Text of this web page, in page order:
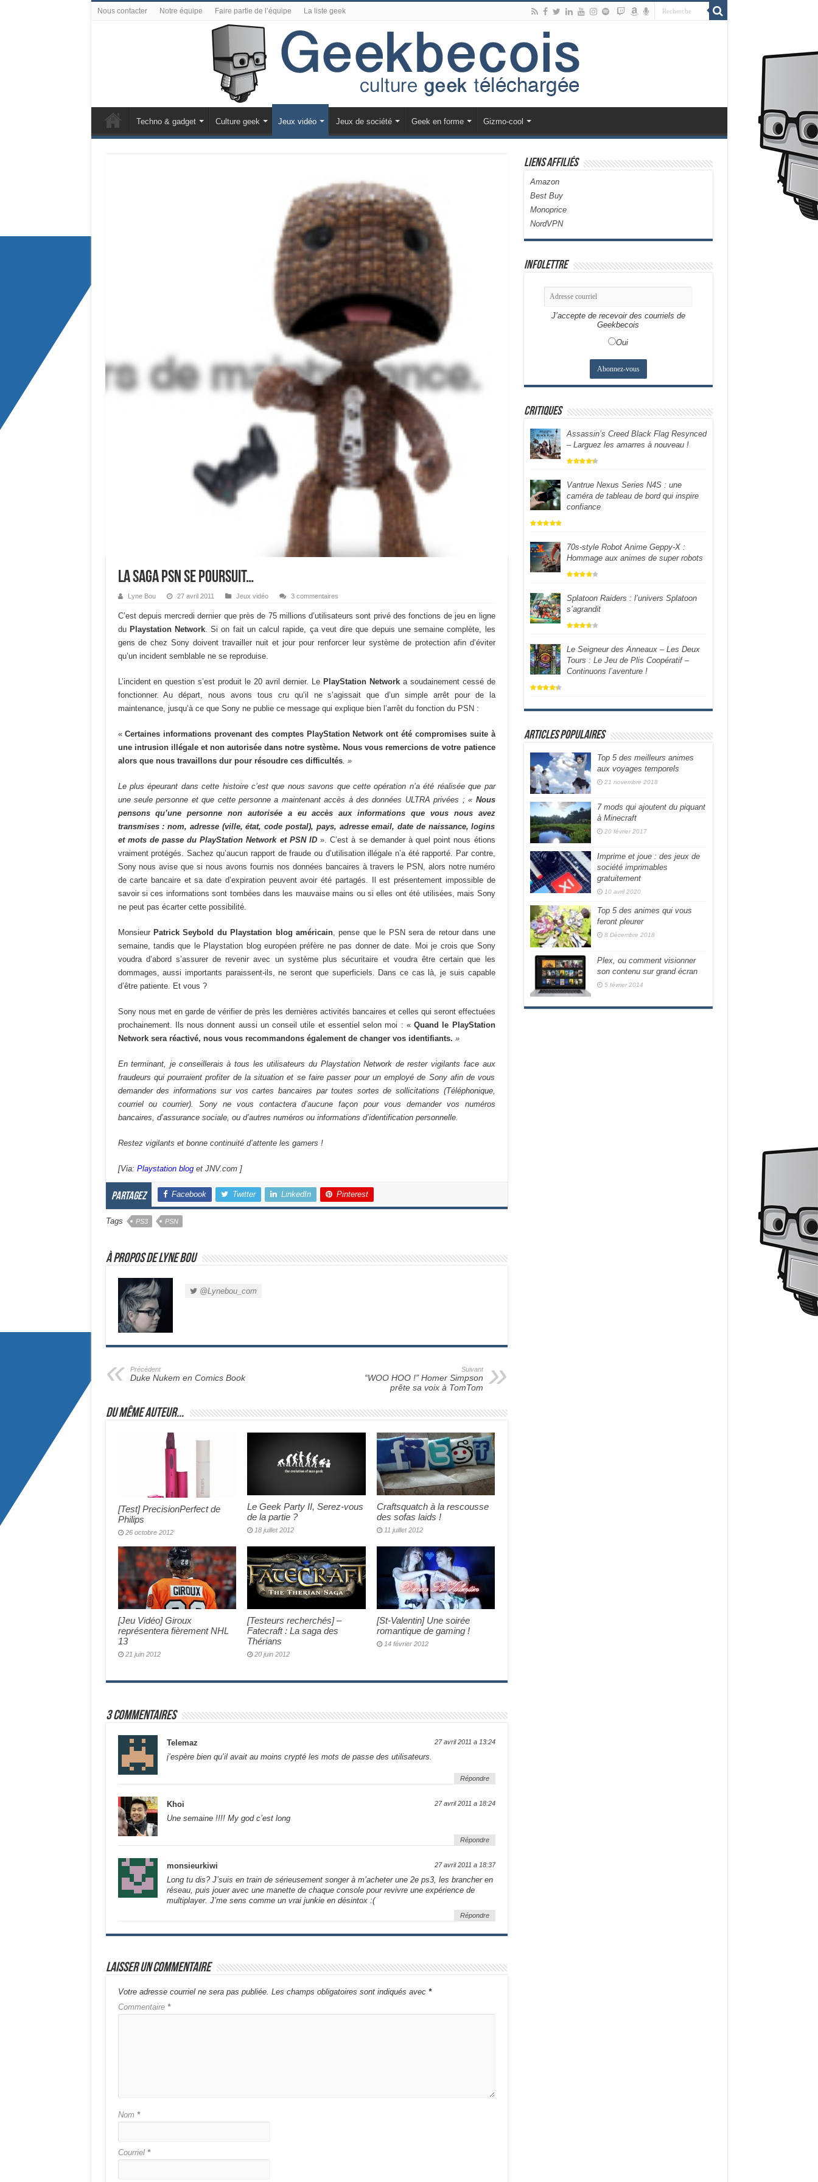
Nous contacter Notre équipe Faire partie de l’équipe La liste geek
Techno & gadget Culture geek Jeux vidéo Jeux de société Geek en forme Gizmo-cool
La saga PSN se poursuit…
Lyne Bou 27 avril 2011 Jeux vidéo 3 commentaires
C’est depuis mercredi dernier que près de 75 millions d’utilisateurs sont privé des fonctions de jeu en ligne
du Playstation Network. Si on fait un calcul rapide, ça veut dire que depuis une semaine complète, les
gens de chez Sony doivent travailler nuit et jour pour renforcer leur système de protection afin d’éviter
qu’un incident semblable ne se reproduise.
L’incident en question s’est produit le 20 avril dernier. Le PlayStation Networka soudainement cessé de
fonctionner. Au départ, nous avons tous cru qu’il ne s’agissait que d’un simple arrêt pour de la
maintenance, jusqu’à ce que Sony ne publie ce message qui explique bien l’arrêt du fonction du PSN :
«Certaines informations provenant des comptes PlayStation Network ont été compromises suite à
une intrusion illégale et non autorisée dans notre système. Nous vous remercions de votre patience
alors que nous travaillons dur pour résoudre ces difficultés. »
Le plus épeurant dans cette histoire c’est que nous savons que cette opération n’a été réalisée que par
une seule personne et que cette personne a maintenant accès à des données ULTRA privées ; « Nous
pensons qu’une personne non autorisée a eu accès aux informations que vous nous avez
transmises : nom, adresse (ville, état, code postal), pays, adresse email, date de naissance, logins
et mots de passe du PlayStation Network et PSN ID». C’est à se demander à quel point nous étions
vraiment protégés. Sachez qu’aucun rapport de fraude ou d’utilisation illégale n’a été rapporté. Par contre,
Sony nous avise que si nous avons fournis nos données bancaires à travers le PSN, alors notre numéro
de carte bancaire et sa date d’expiration peuvent avoir été partagés. Il est présentement impossible de
savoir si ces informations sont tombées dans les mauvaise mains ou si elles ont été utilisées, mais Sony
ne peut pas écarter cette possibilité.
Monsieur Patrick Seybold du Playstation blog américain, pense que le PSN sera de retour dans une
semaine, tandis que le Playstation blog européen préfère ne pas donner de date. Moi je crois que Sony
voudra d’abord s’assurer de revenir avec un système plus sécuritaire et voudra être certain que les
dommages, aussi importants paraissent-ils, ne seront que superficiels. Dans ce cas là, je suis capable
d’être patiente. Et vous ?
Sony nous met en garde de vérifier de près les dernières activités bancaires et celles qui seront effectuées
prochainement. Ils nous donnent aussi un conseil utile et essentiel selon moi : « Quand le PlayStation
Network sera réactivé, nous vous recommandons également de changer vos identifiants. »
En terminant, je conseillerais à tous les utilisateurs du Playstation Network de rester vigilants face aux
fraudeurs qui pourraient profiter de la situation et se faire passer pour un employé de Sony afin de vous
demander des informations sur vos cartes bancaires par toutes sortes de sollicitations (Téléphonique,
courriel ou courrier). Sony ne vous contactera d’aucune façon pour vous demander vos numéros
bancaires, d’assurance sociale, ou d’autres numéros ou informations d’identification personnelle.
Restez vigilants et bonne continuité d’attente les gamers !
[Via: Playstation bloget JNV.com ]
Partagez Facebook Twitter LinkedIn Pinterest
Tags PS3 PSN
À propos de Lyne Bou
@Lynebou_com
Précédent
Duke Nukem en Comics Book
Suivant
“WOO HOO !” Homer Simpson
prête sa voix à TomTom
Du même auteur...
[Test] PrecisionPerfect de
Philips
26 octobre 2012
Le Geek Party II, Serez-vous
de la partie ?
18 juillet 2012
Craftsquatch à la rescousse
des sofas laids !
11 juillet 2012
[Jeu Vidéo] Giroux
représentera fièrement NHL
13
21 juin 2012
[Testeurs recherchés] –
Fatecraft : La saga des
Thérians
20 juin 2012
[St-Valentin] Une soirée
romantique de gaming !
14 février 2012
3 commentaires
Telemaz 27 avril 2011 a 13:24
j’espère bien qu’il avait au moins crypté les mots de passe des utilisateurs.
Répondre
Khoi 27 avril 2011 a 18:24
Une semaine !!!! My god c’est long
Répondre
monsieurkiwi 27 avril 2011 a 18:37
Long tu dis? J’suis en train de sérieusement songer à m’acheter une 2e ps3, les brancher en
réseau, puis jouer avec une manette de chaque console pour revivre une expérience de
multiplayer. J’me sens comme un vrai junkie en désintox :(
Répondre
Laisser un commentaire
Votre adresse courriel ne sera pas publiée. Les champs obligatoires sont indiqués avec *
Commentaire *
Nom *
Courriel *
Liens Affiliés
Amazon
Best Buy
Monoprice
NordVPN
Infolettre
J’accepte de recevoir des courriels de
Geekbecois
Oui
Critiques
Assassin’s Creed Black Flag Resynced
– Larguez les amarres à nouveau !
Vantrue Nexus Series N4S : une
caméra de tableau de bord qui inspire
confiance
70s-style Robot Anime Geppy-X :
Hommage aux animes de super robots
Splatoon Raiders : l’univers Splatoon
s’agrandit
Le Seigneur des Anneaux – Les Deux
Tours : Le Jeu de Plis Coopératif –
Continuons l’aventure !
Articles populaires
Top 5 des meilleurs animes
aux voyages temporels
21 novembre 2018
7 mods qui ajoutent du piquant
à Minecraft
20 février 2017
Imprime et joue : des jeux de
société imprimables
gratuitement
10 avril 2020
Top 5 des animes qui vous
feront pleurer
8 Décembre 2018
Plex, ou comment visionner
son contenu sur grand écran
5 février 2014